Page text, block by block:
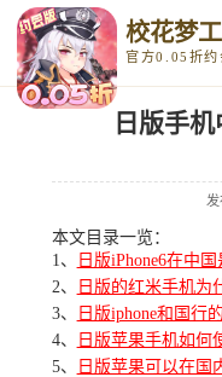
校花梦
官方0.05折约
日版手
本文目录一览：
1、
日版iPhone6在中
2、
日版的红米手机为
3、
日版iphone和国行
4、
日版苹果手机如何
5、
日版苹果可以在国